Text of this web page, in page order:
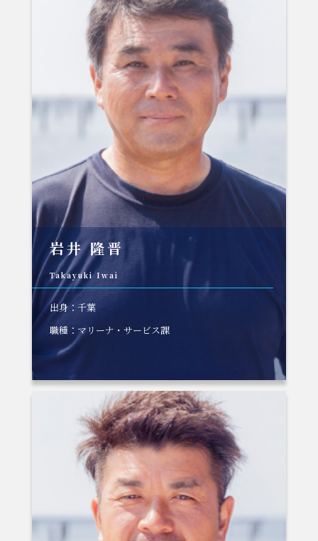
岩井 隆晋
Takayuki Iwai
出身：千葉
職種：マリーナ・サービス課